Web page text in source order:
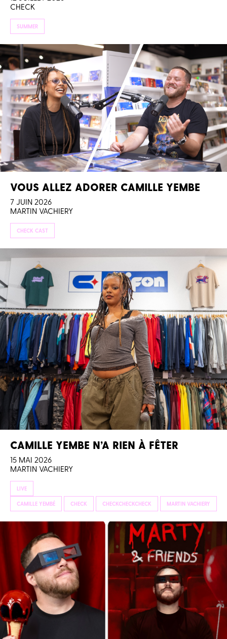
CHECK
SUMMER
VOUS ALLEZ ADORER CAMILLE YEMBE
7 JUIN 2026
MARTIN VACHIERY
CHECK CAST
CAMILLE YEMBE N’A RIEN À FÊTER
15 MAI 2026
MARTIN VACHIERY
LIVE
CAMILLE YEMBÉ CHECK CHECKCHECKCHECK MARTIN VACHIERY